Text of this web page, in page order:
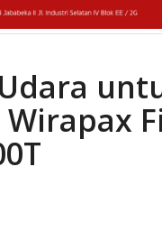
Wirapax